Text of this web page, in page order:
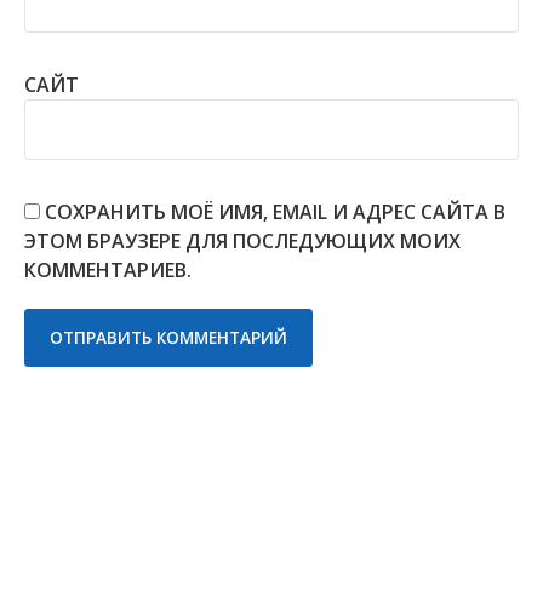
САЙТ
СОХРАНИТЬ МОЁ ИМЯ, EMAIL И АДРЕС САЙТА В
ЭТОМ БРАУЗЕРЕ ДЛЯ ПОСЛЕДУЮЩИХ МОИХ
КОММЕНТАРИЕВ.